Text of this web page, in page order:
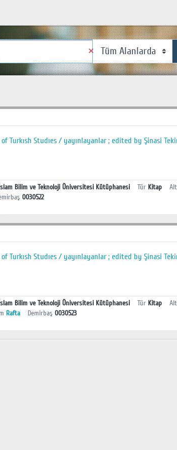
✕
Turkısh Studıes / yayınlayanlar ; edited by Şinasi
Bilim ve Teknoloji Üniversitesi Kütüphanesi Tür Kitap
0030522
Turkısh Studıes / yayınlayanlar ; edited by Şinasi
Bilim ve Teknoloji Üniversitesi Kütüphanesi Tür Kitap
Rafta Demirbaş 0030523